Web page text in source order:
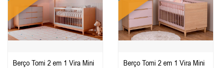
Berço Tomi 2 em 1 Vira Mini
Berço Tomi 2 em 1 Vira Mini